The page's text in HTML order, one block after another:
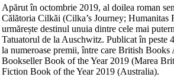
Apărut în octombrie 2019, al doilea roman
Călătoria Cilkăi (Cilka’s Journey; Humanitas
urmărește destinul unuia dintre cele mai
Tatuatorul de la Auschwitz. Publicat în peste
la numeroase premii, între care British Books
Bookseller Book of the Year 2019 (Marea
Fiction Book of the Year 2019 (Australia).